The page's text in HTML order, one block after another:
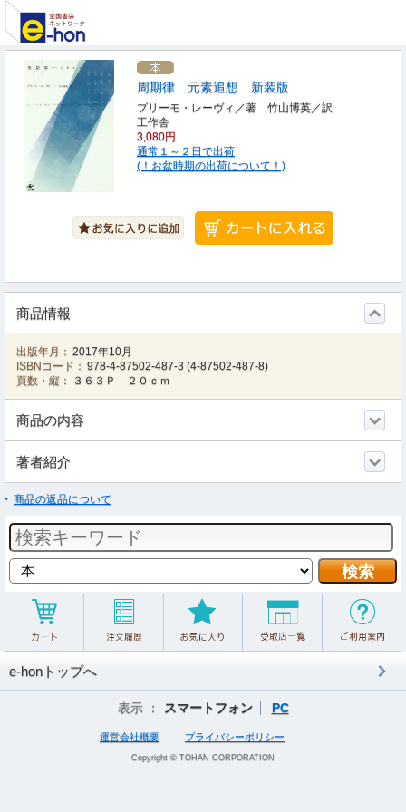
周期律 元素追想 新装版
プリーモ・レーヴィ／著 竹山博英／訳
工作舎
3,080円
通常１～２日で出荷
(！お盆時期の出荷について！)
商品情報
出版年月： 2017年10月
ISBNコード： 978-4-87502-487-3 (4-87502-487-8)
頁数・縦：
３６３Ｐ ２０ｃｍ
商品の内容
著者紹介
商品の返品について
e-honトップへ
表示 ： スマートフォン PC
運営会社概要 プライバシーポリシー
Copyright © TOHAN CORPORATION